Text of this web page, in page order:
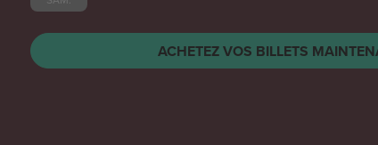
MAINTENANT